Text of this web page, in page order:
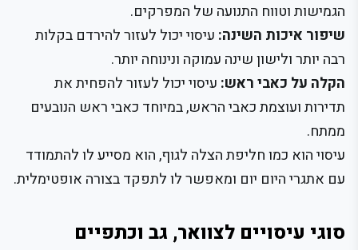
הגמישות וטווח התנועה של המפרקים.
שיפור איכות השינה: עיסוי יכול לעזור להירדם בקלות
רבה יותר ולישון שינה עמוקה ונינוחה יותר.
הקלה על כאבי ראש: עיסוי יכול לעזור להפחית את
תדירות ועוצמת כאבי הראש, במיוחד כאבי ראש הנובעים
ממתח.
עיסוי הוא כמו חליפת הצלה לגוף, הוא מסייע לו להתמודד
עם אתגרי היום יום ומאפשר לו לתפקד בצורה אופטימלית.
סוגי עיסויים לצוואר, גב וכתפיים